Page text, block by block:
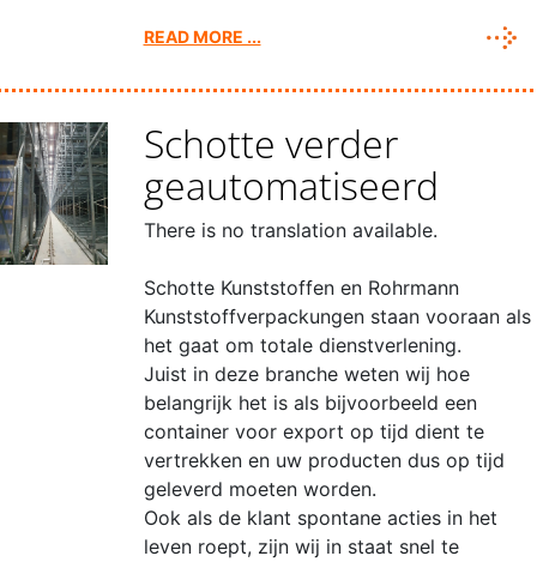
READ MORE ...
Schotte verder
geautomatiseerd
There is no translation available.
Schotte Kunststoffen en Rohrmann
Kunststoffverpackungen staan vooraan als
het gaat om totale dienstverlening.
Juist in deze branche weten wij hoe
belangrijk het is als bijvoorbeeld een
container voor export op tijd dient te
vertrekken en uw producten dus op tijd
geleverd moeten worden.
Ook als de klant spontane acties in het
leven roept, zijn wij in staat snel te